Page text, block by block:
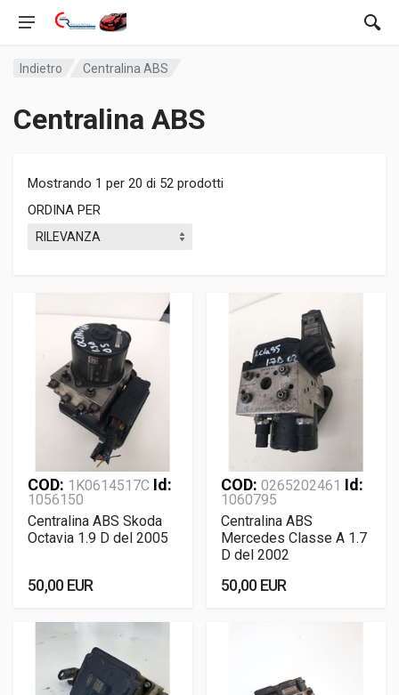
Indietro Centralina ABS
Centralina ABS
Mostrando 1 per 20 di 52 prodotti
ORDINA PER
COD: 1K0614517C Id:
1056150
Centralina ABS Skoda
Octavia 1.9 D del 2005
50,00 EUR
COD: 0265202461 Id:
1060795
Centralina ABS
Mercedes Classe A 1.7
D del 2002
50,00 EUR